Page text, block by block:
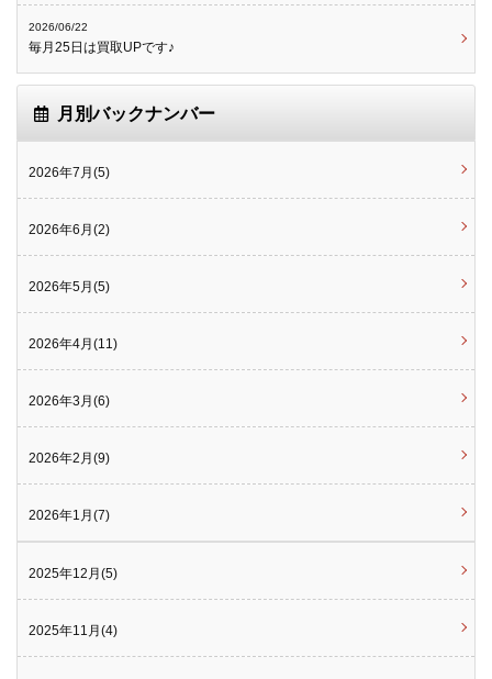
2026/06/22
毎月25日は買取UPです♪
月別バックナンバー
2026年7月(5)
2026年6月(2)
2026年5月(5)
2026年4月(11)
2026年3月(6)
2026年2月(9)
2026年1月(7)
2025年12月(5)
2025年11月(4)